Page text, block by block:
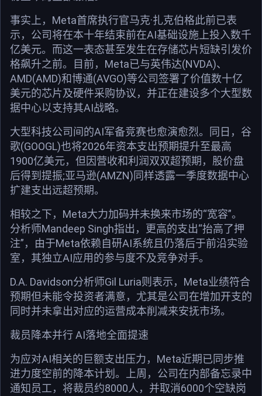
事实上，Meta首席执行官马克·扎克伯格此前已表
示，公司将在本十年结束前在AI基础设施上投入数千
亿美元。而这一表态甚至发生在存储芯片短缺引发价
格飙升之前。目前，Meta已与英伟达(NVDA)、
AMD(AMD)和博通(AVGO)等公司签署了价值数十亿
美元的芯片及硬件采购协议，并正在建设多个大型数
据中心以支持其AI战略。
大型科技公司间的AI军备竞赛也愈演愈烈。同日，谷
歌(GOOGL)也将2026年资本支出预期提升至最高
1900亿美元，但因营收和利润双双超预期，股价盘
后得到提振;亚马逊(AMZN)同样透露一季度数据中心
扩建支出远超预期。
相较之下，Meta大力加码并未换来市场的“宽容”。
分析师Mandeep Singh指出，更高的支出“抬高了押
注”，由于Meta依赖自研AI系统且仍落后于前沿实验
室，其独立AI应用的参与度不及竞争对手。
D.A. Davidson分析师Gil Luria则表示，Meta业绩符合
预期但未能令投资者满意，尤其是公司在增加开支的
同时并未拿出对应的运营成本削减来安抚市场。
裁员降本并行 AI落地全面提速
为应对AI相关的巨额支出压力，Meta近期已同步推
进力度空前的降本计划。上周，公司在内部备忘录中
通知员工，将裁员约8000人，并取消6000个空缺岗